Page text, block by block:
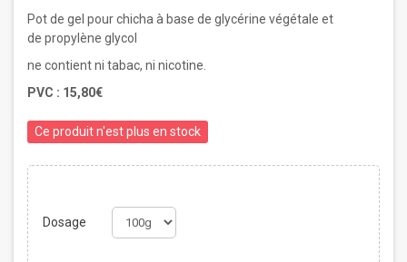
Pot de gel pour chicha à base de glycérine végétale et
de propylène glycol
ne contient ni tabac, ni nicotine.
PVC : 15,80€
Ce produit n'est plus en stock
Dosage